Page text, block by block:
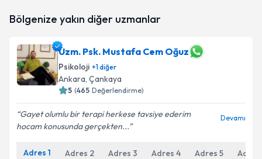
Bölgenize yakın diğer uzmanlar
Uzm. Psk. Mustafa Cem Oğuz
Psikoloji +1diğer
Ankara, Çankaya
5 (465 Değerlendirme)
Gayet olumlu bir terapi herkese tavsiye ederim
hocam konusunda gerçekten...
Devamı
Adres 1 Adres 2 Adres 3 Adres 4 Adres 5 Adres